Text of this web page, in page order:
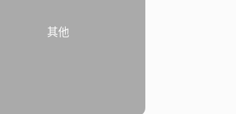
其他